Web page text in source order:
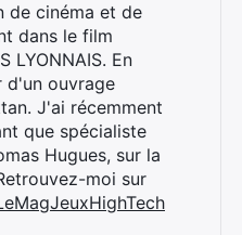
de cinéma et de
dans le film
LYONNAIS. En
d'un ouvrage
J'ai récemment
que spécialiste
Hugues, sur la
moi sur